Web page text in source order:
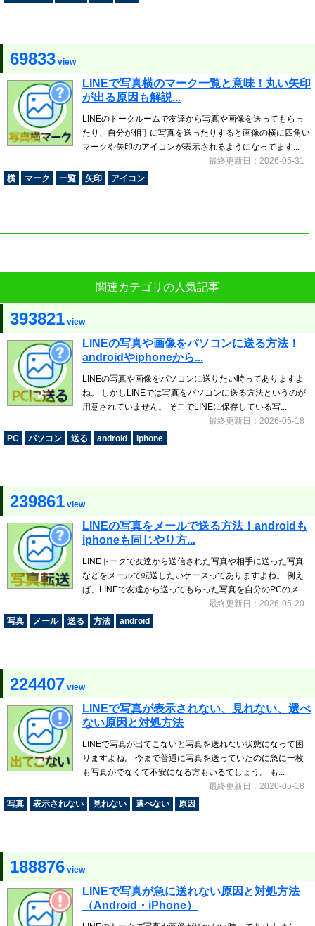
69833 view
LINEで写真横のマーク一覧と意味！丸い矢印
が出る原因も解説...
LINEのトークルームで友達から写真や画像を送ってもらっ
たり、自分が相手に写真を送ったりすると画像の横に四角い
マークや矢印のアイコンが表示されるようになってます...
最終更新日：2026-05-31
横
マーク 一覧 矢印 アイコン
関連カテゴリの人気記事
393821 view
LINEの写真や画像をパソコンに送る方法！
androidやiphoneから...
LINEの写真や画像をパソコンに送りたい時ってありますよ
ね。 しかしLINEでは写真をパソコンに送る方法というのが
用意されていません。 そこでLINEに保存している写...
最終更新日：2026-05-18
PC
パソコン 送る android iphone
239861 view
LINEの写真をメールで送る方法！androidも
iphoneも同じやり方...
LINEトークで友達から送信された写真や相手に送った写真
などをメールで転送したいケースってありますよね。 例え
ば、LINEで友達から送ってもらった写真を自分のPCのメ...
最終更新日：2026-05-20
写真
メール 送る 方法 android
224407 view
LINEで写真が表示されない、見れない、選べ
ない原因と対処方法
LINEで写真が出てこないと写真を送れない状態になって困
りますよね。 今まで普通に写真を送っていたのに急に一枚
も写真がでなくて不安になる方もいるでしょう。 も...
最終更新日：2026-05-18
写真
表示されない 見れない 選べない 原因
188876 view
LINEで写真が急に送れない原因と対処方法
（Android・iPhone）